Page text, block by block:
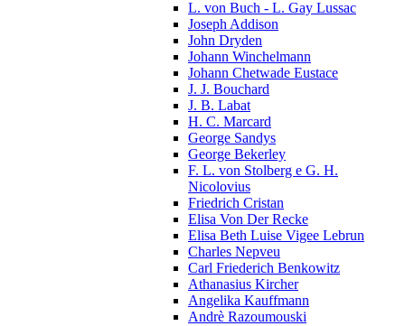
L. von Buch - L. Gay Lussac
Joseph Addison
John Dryden
Johann Winchelmann
Johann Chetwade Eustace
J. J. Bouchard
J. B. Labat
H. C. Marcard
George Sandys
George Bekerley
F. L. von Stolberg e G. H.
Nicolovius
Friedrich Cristan
Elisa Von Der Recke
Elisa Beth Luise Vigee Lebrun
Charles Nepveu
Carl Friederich Benkowitz
Athanasius Kircher
Angelika Kauffmann
Andrè Razoumouski